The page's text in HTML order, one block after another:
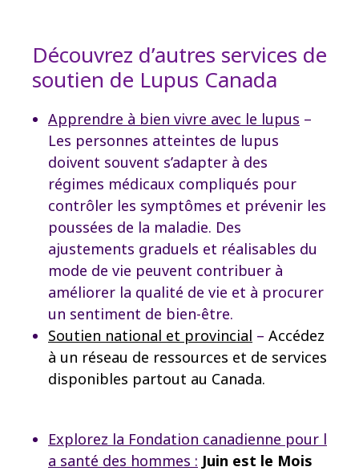
Découvrez d’autres services de
soutien de Lupus Canada
Apprendre à bien vivre avec le lupus –
Les personnes atteintes de lupus
doivent souvent s’adapter à des
régimes médicaux compliqués pour
contrôler les symptômes et prévenir les
poussées de la maladie. Des
ajustements graduels et réalisables du
mode de vie peuvent contribuer à
améliorer la qualité de vie et à procurer
un sentiment de bien-être.
Soutien national et provincial – Accédez
à un réseau de ressources et de services
disponibles partout au Canada.
Explorez la Fondation canadienne pour l
a santé des hommes : Juin est le Mois